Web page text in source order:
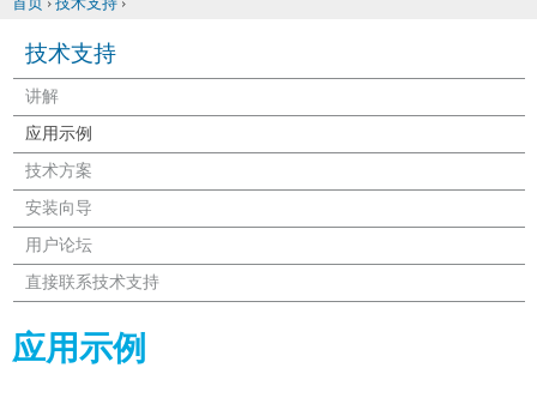
你在这里
首页 › 技术支持 ›
技术支持
讲解
应用示例
技术方案
安装向导
用户论坛
直接联系技术支持
应用示例